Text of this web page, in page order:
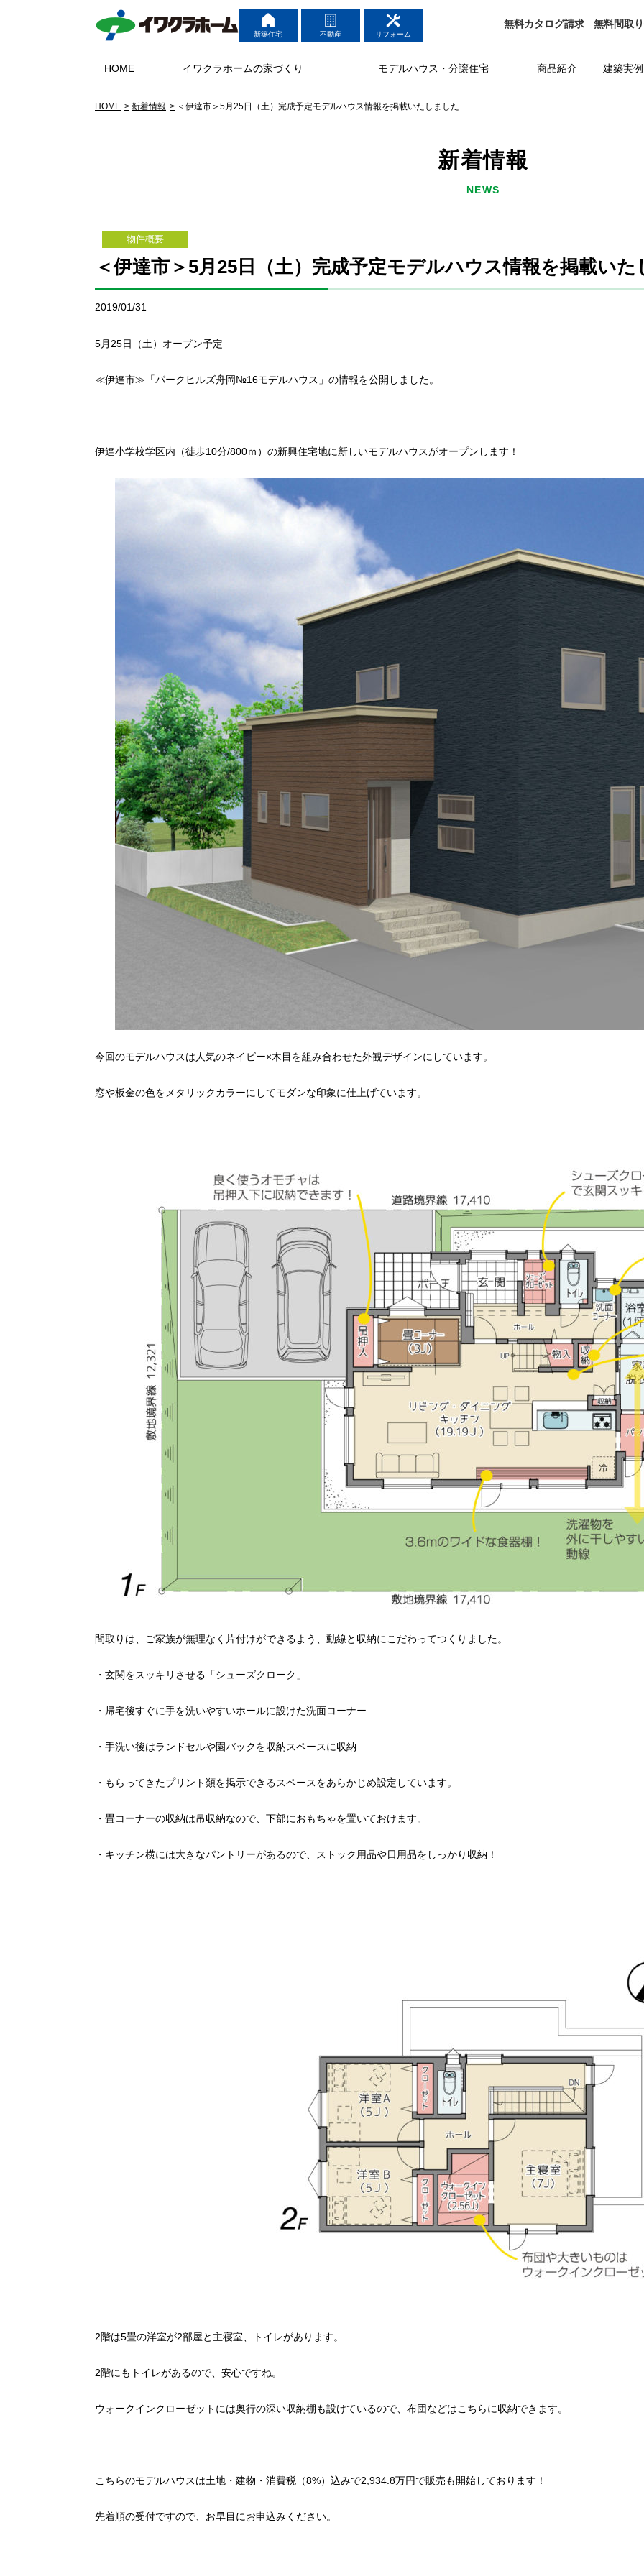
新築住宅 不動産 リフォーム
無料カタログ請求 無料間取
HOME イワクラホームの家づくり モデルハウス・分譲住宅 商品紹介 建築実例
HOME 新着情報 ＜伊達市＞5月25日（土）完成予定モデルハウス情報を掲載いたしました
新着情報
NEWS
物件概要
＜伊達市＞5月25日（土）完成予定モデルハウス情報を掲載いた
2019/01/31
5月25日（土）オープン予定
≪伊達市≫「パークヒルズ舟岡№16モデルハウス」の情報を公開しました。
伊達小学校学区内（徒歩10分/800ｍ）の新興住宅地に新しいモデルハウスがオープンします！
今回のモデルハウスは人気のネイビー×木目を組み合わせた外観デザインにしています。
窓や板金の色をメタリックカラーにしてモダンな印象に仕上げています。
間取りは、ご家族が無理なく片付けができるよう、動線と収納にこだわってつくりました。
・玄関をスッキリさせる「シューズクローク」
・帰宅後すぐに手を洗いやすいホールに設けた洗面コーナー
・手洗い後はランドセルや園バックを収納スペースに収納
・もらってきたプリント類を掲示できるスペースをあらかじめ設定しています。
・畳コーナーの収納は吊収納なので、下部におもちゃを置いておけます。
・キッチン横には大きなパントリーがあるので、ストック用品や日用品をしっかり収納！
2階は5畳の洋室が2部屋と主寝室、トイレがあります。
2階にもトイレがあるので、安心ですね。
ウォークインクローゼットには奥行の深い収納棚も設けているので、布団などはこちらに収納できます。
こちらのモデルハウスは土地・建物・消費税（8%）込みで2,934.8万円で販売も開始しております！
先着順の受付ですので、お早目にお申込みください。